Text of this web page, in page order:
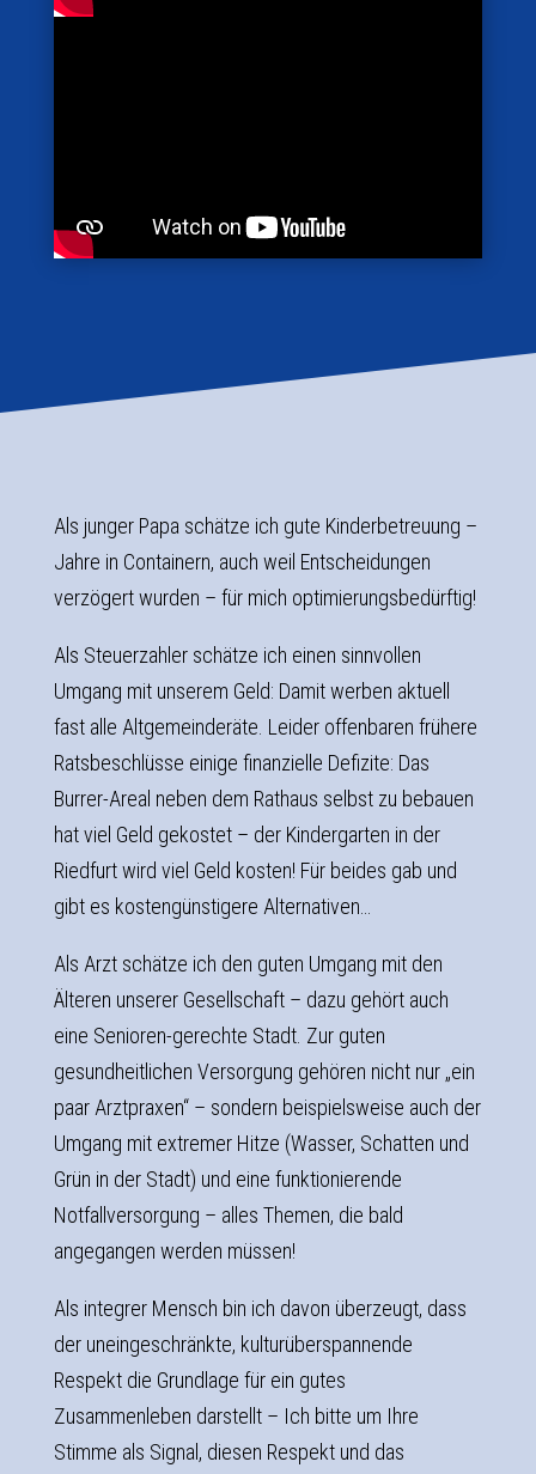
Als junger Papa schätze ich gute Kinderbetreuung –
Jahre in Containern, auch weil Entscheidungen
verzögert wurden – für mich optimierungsbedürftig!
Als Steuerzahler schätze ich einen sinnvollen
Umgang mit unserem Geld: Damit werben aktuell
fast alle Altgemeinderäte. Leider offenbaren frühere
Ratsbeschlüsse einige finanzielle Defizite: Das
Burrer-Areal neben dem Rathaus selbst zu bebauen
hat viel Geld gekostet – der Kindergarten in der
Riedfurt wird viel Geld kosten! Für beides gab und
gibt es kostengünstigere Alternativen…
Als Arzt schätze ich den guten Umgang mit den
Älteren unserer Gesellschaft – dazu gehört auch
eine Senioren-gerechte Stadt. Zur guten
gesundheitlichen Versorgung gehören nicht nur „ein
paar Arztpraxen“ – sondern beispielsweise auch der
Umgang mit extremer Hitze (Wasser, Schatten und
Grün in der Stadt) und eine funktionierende
Notfallversorgung – alles Themen, die bald
angegangen werden müssen!
Als integrer Mensch bin ich davon überzeugt, dass
der uneingeschränkte, kulturüberspannende
Respekt die Grundlage für ein gutes
Zusammenleben darstellt – Ich bitte um Ihre
Stimme als Signal, diesen Respekt und das